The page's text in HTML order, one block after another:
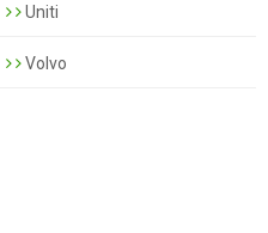
Uniti
Volvo